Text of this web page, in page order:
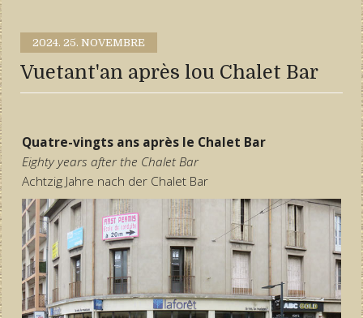
2024. 25. NOVEMBRE
Vuetant'an après lou Chalet Bar
Quatre-vingts ans après le Chalet Bar
Eighty years after the Chalet Bar
Achtzig Jahre nach der Chalet Bar